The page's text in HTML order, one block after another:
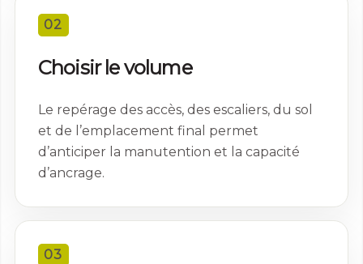
02
Choisir le volume
Le repérage des accès, des escaliers, du sol
et de l’emplacement final permet
d’anticiper la manutention et la capacité
d’ancrage.
03
chances de voir
des offres
personnalisés.